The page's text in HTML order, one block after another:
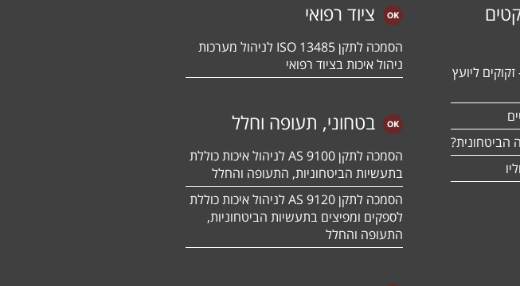
ליועץ
הביטחונית?
ציוד רפואי
הסמכה לתקן 13485 ISO לניהול מערכות
ניהול איכות בציוד רפואי
בטחוני, תעופה וחלל
הסמכה לתקן 9100 AS לניהול איכות כוללת
בתעשיות הביטחוניות, התעופה והחלל
הסמכה לתקן 9120 AS לניהול איכות כוללת
לספקים ומפיצים בתעשיות הביטחוניות,
התעופה והחלל